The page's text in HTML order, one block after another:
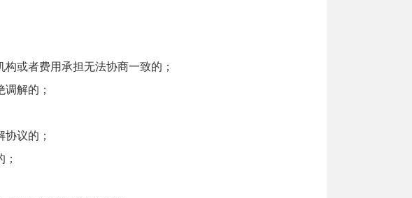
或者费用承担无法协商一致的；
解的；
议的；